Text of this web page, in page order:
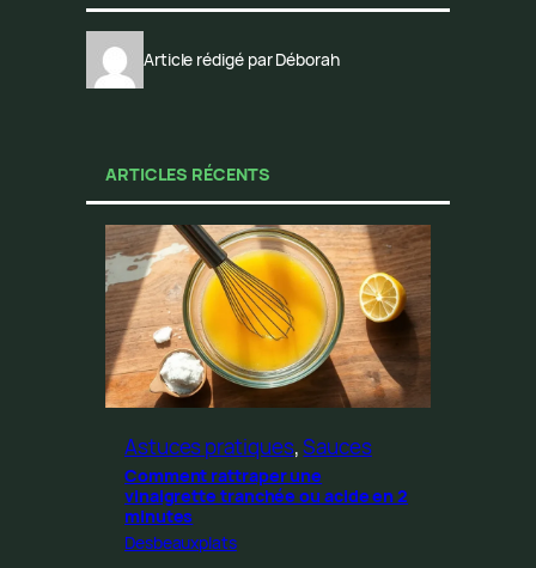
Article rédigé par Déborah
ARTICLES RÉCENTS
Astuces pratiques, Sauces
Comment rattraper une
vinaigrette tranchée ou acide en 2
minutes
Desbeauxplats